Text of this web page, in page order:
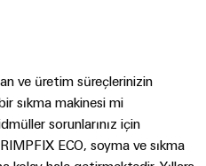
ve üretim süreçlerinizin
sıkma makinesi mi
sorunlarınız için
ECO, soyma ve sıkma